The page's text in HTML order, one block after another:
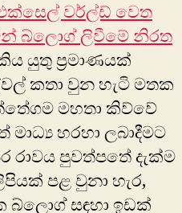
වේදිකාව
වර්ල්ඩ් වෙත
බ්ලොග් ලිවීමේ නිරත
යුතු ප්‍රමාණයක්
කතා වුන හැටි මතක
මහතා කිව්වේ
හරහා ලබාදීමට
රාවය පුවත්පතේ දැක්ම
පළ වුනා හැර,
බ්ලොග් සඳහා ඉඩක්